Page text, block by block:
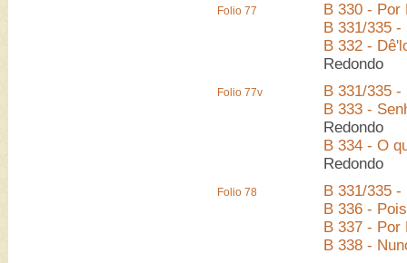
Folio 77
B 330 - Por
B 331/335
B 332 -
Redondo
Folio 77v
B 331/335
B 333 -
Redondo
B 334 - O
Redondo
Folio 78
B 331/335
B 336 -
B 337 - Por
B 338 -